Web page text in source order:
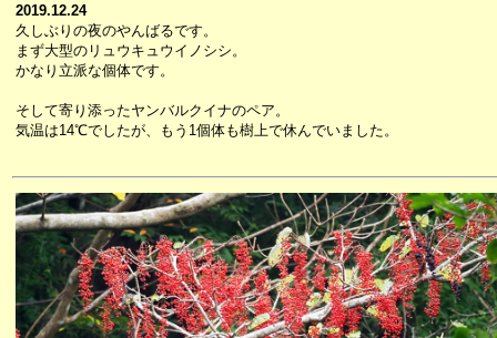
2019.12.24
久しぶりの夜のやんばるです。
まず大型のリュウキュウイノシシ。
かなり立派な個体です。
そして寄り添ったヤンバルクイナのペア。
気温は14℃でしたが、もう1個体も樹上で休んでいました。